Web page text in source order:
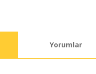
Yorumlar